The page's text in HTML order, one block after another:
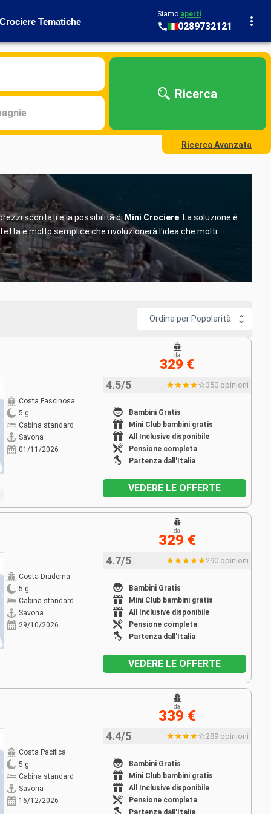
Crociere Tematiche
Siamo aperti
0289732121
Ricerca
Ricerca Avanzata
scontati e la possibilità di Mini Crociere . La soluzione è
e molto semplice che rivoluzionerà l'idea che molti
Ordina per Popolarità
Costa Fascinosa
5 g
Cabina standard
Savona
01/11/2026
4.5/5 350 opinioni
Bambini Gratis
Mini Club bambini gratis
All Inclusive disponibile
Pensione completa
Partenza dall'Italia
da
329 €
VEDERE LE OFFERTE
Costa Diadema
5 g
Cabina standard
Savona
29/10/2026
4.7/5 290 opinioni
Bambini Gratis
Mini Club bambini gratis
All Inclusive disponibile
Pensione completa
Partenza dall'Italia
da
329 €
VEDERE LE OFFERTE
Costa Pacifica
5 g
Cabina standard
Savona
16/12/2026
4.4/5 289 opinioni
Bambini Gratis
Mini Club bambini gratis
All Inclusive disponibile
Pensione completa
Partenza dall'Italia
da
339 €